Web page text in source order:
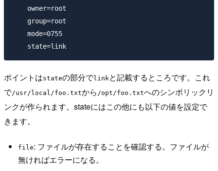
    owner=root
    group=root
    mode=0755
ポイントはstateの部分でlinkと記載するところです。これ
で/usr/local/foo.txtから /opt/foo.txtへのシンボリックリ
ンクが作られます。stateにはこの他にも以下の値を設定で
きます。
file: ファイルが存在することを確認する。ファイルが
無ければエラーになる。